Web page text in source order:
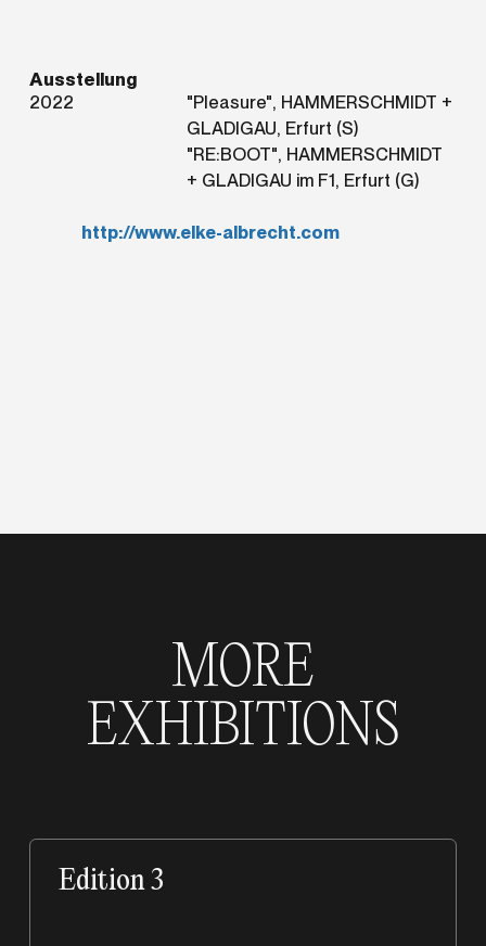
Ausstellung
2022
"Pleasure", HAMMERSCHMIDT +
GLADIGAU, Erfurt (S)
"RE:BOOT", HAMMERSCHMIDT
+ GLADIGAU im F1, Erfurt (G)
http://www.elke-albrecht.com
MORE
EXHIBITIONS
Edition 3